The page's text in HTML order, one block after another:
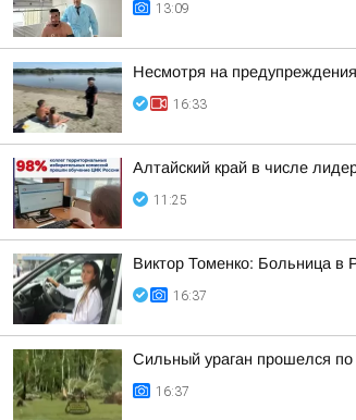
13:09
Несмотря на
16:33
Алтайский край в числе
11:25
Виктор Томенко: Больница в
16:37
Сильный ураган прошелся по
16:37